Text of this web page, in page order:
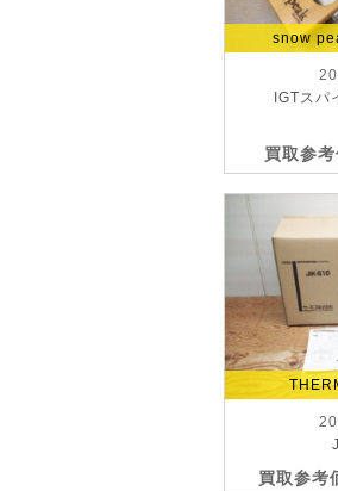
snow
IGTスパ
買取参
買取参考